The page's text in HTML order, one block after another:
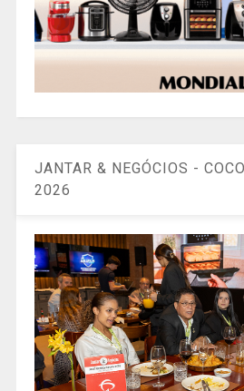
JANTAR & NEGÓCIOS -
2026